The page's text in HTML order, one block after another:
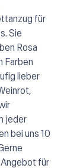
für
Sie
Rosa
Farben
lieber
jeder
bei uns 10
Angebot für